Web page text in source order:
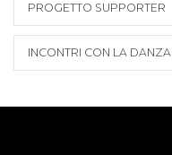
PROGETTO SUPPORTER
INCONTRI CON LA DANZA